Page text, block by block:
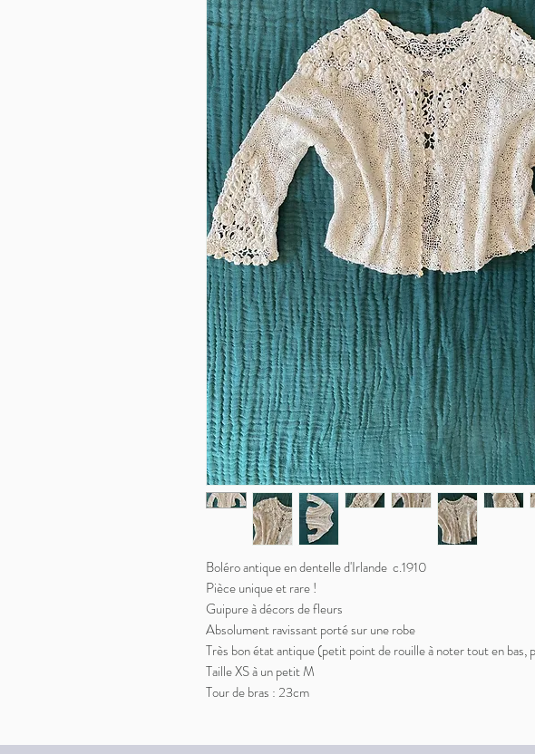
Boléro antique en dentelle d'Irlande c.1910
Pièce unique et rare !
Guipure à décors de fleurs
Absolument ravissant porté sur une robe
Très bon état antique (petit point de rouille à noter tout en bas,
Taille XS à un petit M
Tour de bras : 23cm